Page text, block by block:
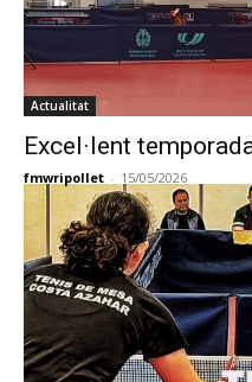
Actualitat
Excel·lent
fmwripollet - 15/05/2026